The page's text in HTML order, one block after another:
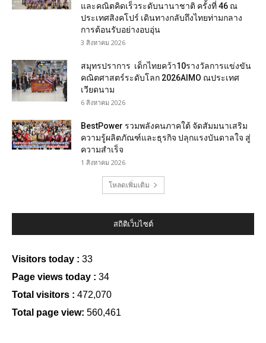
และคณิตคิดเร็วระดับนานาชาติ ครั้งที่ 46 ณ
ประเทศสิงคโปร์ เดินทางกลับถึงไทยท่ามกลาง
การต้อนรับอย่างอบอุ่น
3 สิงหาคม 2026
สมุทรปราการ เด็กไทยคว้า10รางวัลการแข่งขัน
คณิตศาสตร์ระดับโลก 2026AIMO ณประเทศ
เวียดนาม
6 สิงหาคม 2026
BestPower รวมพลังคนภาคใต้ จัดสัมมนาเสริม
ความรู้ผลิตภัณฑ์และธุรกิจ ปลุกแรงบันดาลใจ สู่
ความสำเร็จ
1 สิงหาคม 2026
โหลดเพิ่มเติม
สถิติเว็บไซต์
Visitors today : 33
Page views today : 34
Total visitors : 472,070
Total page view: 560,461